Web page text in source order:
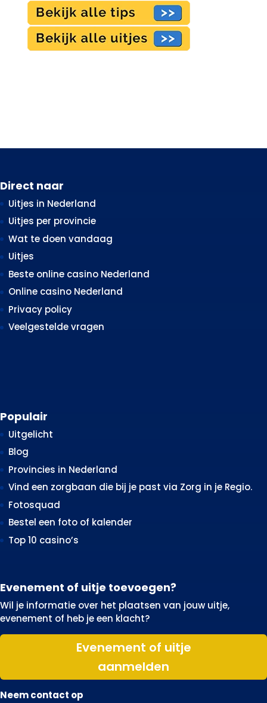
Direct naar
Uitjes in Nederland
Uitjes per provincie
Wat te doen vandaag
Uitjes
Beste online casino Nederland
Online casino Nederland
Privacy policy
Veelgestelde vragen
Populair
Uitgelicht
Blog
Provincies in Nederland
Vind een zorgbaan die bij je past via Zorg in je Regio.
Fotosquad
Bestel een foto of kalender
Top 10 casino’s
Evenement of uitje toevoegen?
Wil je informatie over het plaatsen van jouw uitje,
evenement of heb je een klacht?
Evenement of uitje
aanmelden
Neem contact op